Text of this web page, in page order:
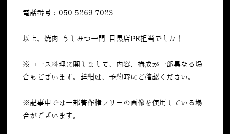
電話番号：050-5269-7023
以上、焼肉 うしみつ一門 目黒店PR担当でした！
※コース料理に関しまして、内容、構成が一部異なる場
合もございます。詳細は、予約時にご確認ください。
※記事中では一部著作権フリーの画像を使用している場
合がございます。